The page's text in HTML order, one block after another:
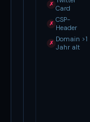
✗ Card
✗ CSP-
Header
✗ Domain >1
Jahr alt